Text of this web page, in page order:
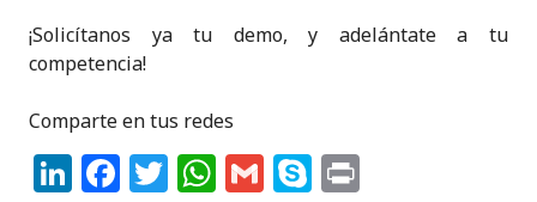
¡Solicítanos ya tu demo, y adelántate a tu
competencia!
Comparte en tus redes
Li F T W G S